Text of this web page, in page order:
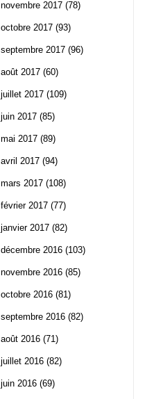
novembre 2017 (78)
octobre 2017 (93)
septembre 2017 (96)
août 2017 (60)
juillet 2017 (109)
juin 2017 (85)
mai 2017 (89)
avril 2017 (94)
mars 2017 (108)
février 2017 (77)
janvier 2017 (82)
décembre 2016 (103)
novembre 2016 (85)
octobre 2016 (81)
septembre 2016 (82)
août 2016 (71)
juillet 2016 (82)
juin 2016 (69)